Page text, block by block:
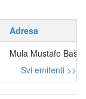
Adresa
Mula Mustafe
Svi emitenti >>